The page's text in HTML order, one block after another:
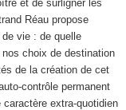
et de surligner les
Réau propose
vie : de quelle
choix de destination
de la création de cet
contrôle permanent
extra-quotidien